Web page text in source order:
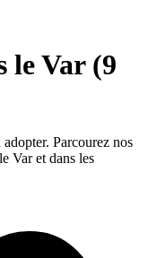
le Var (9
Parcourez nos
Var et dans les